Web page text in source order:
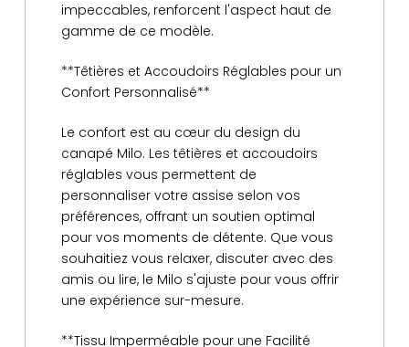
impeccables, renforcent l'aspect haut de
gamme de ce modèle.
**Têtières et Accoudoirs Réglables pour un
Confort Personnalisé**
Le confort est au cœur du design du
canapé Milo. Les têtières et accoudoirs
réglables vous permettent de
personnaliser votre assise selon vos
préférences, offrant un soutien optimal
pour vos moments de détente. Que vous
souhaitiez vous relaxer, discuter avec des
amis ou lire, le Milo s'ajuste pour vous offrir
une expérience sur-mesure.
**Tissu Imperméable pour une Facilité